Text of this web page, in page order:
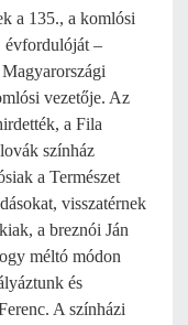
a 135., a komlósi
évfordulóját –
vezetője. Az
a Fila
színház
a Természet
visszatérnek
a breznói Ján
méltó módon
és
A színházi